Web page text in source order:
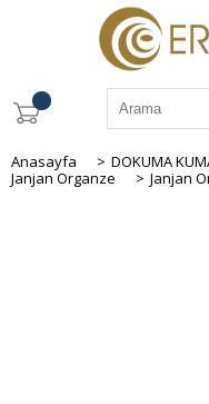
Anasayfa > DOKUMA
Janjan Organze
> Janjan